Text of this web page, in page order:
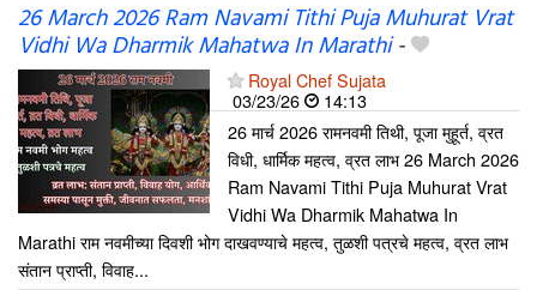
26 March 2026 Ram Navami Tithi Puja Muhurat Vrat
Vidhi Wa Dharmik Mahatwa In Marathi-
Royal Chef Sujata
03/23/26
14:13
26 मार्च 2026 रामनवमी तिथी, पूजा मुहूर्त, व्रत
विधी, धार्मिक महत्व, व्रत लाभ 26 March 2026
Ram Navami Tithi Puja Muhurat Vrat
Vidhi Wa Dharmik Mahatwa In
Marathi राम नवमीच्या दिवशी भोग दाखवण्याचे महत्व, तुळशी पत्रचे महत्व, व्रत लाभ
संतान प्राप्ती, विवाह...